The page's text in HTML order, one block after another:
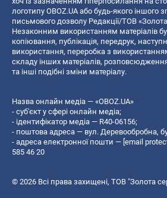
логотипу OBOZ.UA або будь-якого іншого
письмового дозволу Редакції/ТОВ
Незаконним використанням матеріалів
копiювання, публiкацiя, передрук,
використання, переробка з
складу інших матеріалів,
та інші подібні зміни матеріалу.
Назва онлайн медіа — «OBOZ.UA»
- суб'єкт у сфері онлайн медіа;
- ідентифікатор медіа — R40-06156;
- поштова адреса — вул. Деревообробна,
- адреса електронної пошти — [email
585 46 20
© 2026 Всі права захищені, ТОВ "Золота